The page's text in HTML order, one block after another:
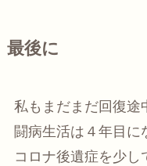
最後に
私もまだまだ回復途
闘病生活は４年目に
コロナ後遺症を少し